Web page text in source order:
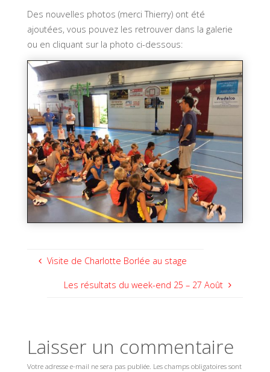
Des nouvelles photos (merci Thierry) ont été
ajoutées, vous pouvez les retrouver dans la galerie
ou en cliquant sur la photo ci-dessous:
Visite de Charlotte Borlée au stage
Les résultats du week-end 25 – 27 Août
Laisser un commentaire
Votre adresse e-mail ne sera pas publiée. Les champs obligatoires sont